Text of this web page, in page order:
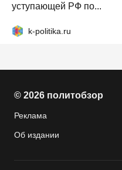
уступающей РФ по...
k-politika.ru
© 2026 политобзор
Реклама
Об издании